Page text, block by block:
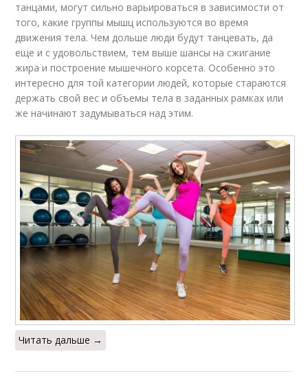
танцами, могут сильно варьироваться в зависимости от
того, какие группы мышц используются во время
движения тела. Чем дольше люди будут танцевать, да
еще и с удовольствием, тем выше шансы на сжигание
жира и построение мышечного корсета. Особенно это
интересно для той категории людей, которые стараются
держать свой вес и объемы тела в заданных рамках или
же начинают задумываться над этим.
Читать дальше →